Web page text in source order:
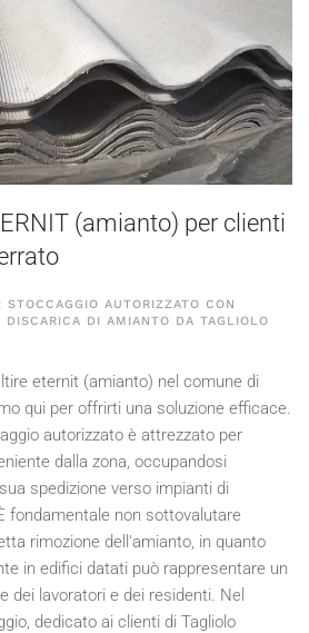
(amianto) per clienti
AUTORIZZATO CON
DI AMIANTO DA TAGLIOLO
eternit (amianto) nel comune di
qui per offrirti una soluzione efficace.
autorizzato è attrezzato per
dalla zona, occupandosi
spedizione verso impianti di
fondamentale non sottovalutare
rimozione dell'amianto, in quanto
in edifici datati può rappresentare un
dei lavoratori e dei residenti. Nel
dedicato ai clienti di Tagliolo